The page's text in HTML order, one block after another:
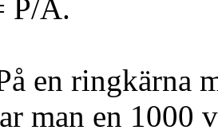
P/A.
en ringkärna
man en 1000